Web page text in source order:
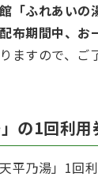
「ふれあいの
布期間中、お
ますので、ご
の1回利用
平乃湯」1回